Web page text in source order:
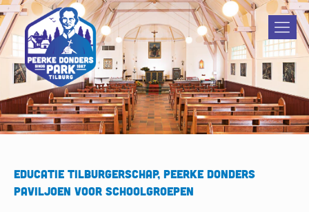
Educatie TILburgerschap, Peerke Donders
Paviljoen voor schoolgroepen